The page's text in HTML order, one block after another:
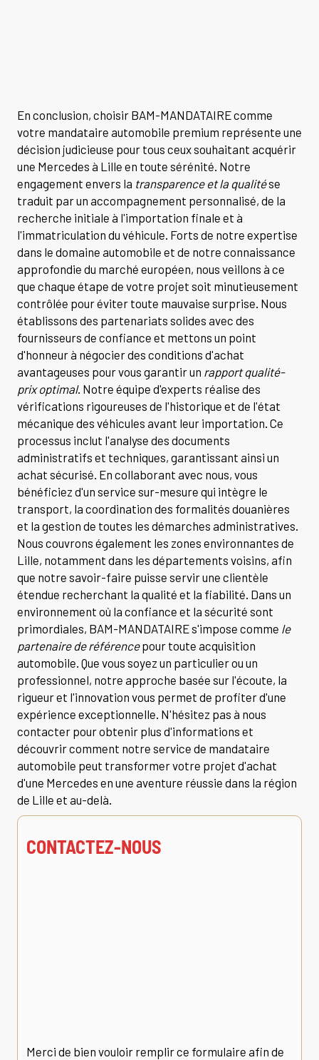
En conclusion, choisir BAM-MANDATAIRE comme
votre mandataire automobile premium représente une
décision judicieuse pour tous ceux souhaitant acquérir
une Mercedes à Lille en toute sérénité. Notre
engagement envers la transparence et la qualitése
traduit par un accompagnement personnalisé, de la
recherche initiale à l'importation finale et à
l'immatriculation du véhicule. Forts de notre expertise
dans le domaine automobile et de notre connaissance
approfondie du marché européen, nous veillons à ce
que chaque étape de votre projet soit minutieusement
contrôlée pour éviter toute mauvaise surprise. Nous
établissons des partenariats solides avec des
fournisseurs de confiance et mettons un point
d'honneur à négocier des conditions d'achat
avantageuses pour vous garantir un rapport qualité-
prix optimal. Notre équipe d'experts réalise des
vérifications rigoureuses de l'historique et de l'état
mécanique des véhicules avant leur importation. Ce
processus inclut l'analyse des documents
administratifs et techniques, garantissant ainsi un
achat sécurisé. En collaborant avec nous, vous
bénéficiez d'un service sur-mesure qui intègre le
transport, la coordination des formalités douanières
et la gestion de toutes les démarches administratives.
Nous couvrons également les zones environnantes de
Lille, notamment dans les départements voisins, afin
que notre savoir-faire puisse servir une clientèle
étendue recherchant la qualité et la fiabilité. Dans un
environnement où la confiance et la sécurité sont
primordiales, BAM-MANDATAIRE s'impose comme le
partenaire de référencepour toute acquisition
automobile. Que vous soyez un particulier ou un
professionnel, notre approche basée sur l'écoute, la
rigueur et l'innovation vous permet de profiter d'une
expérience exceptionnelle. N'hésitez pas à nous
contacter pour obtenir plus d'informations et
découvrir comment notre service de mandataire
automobile peut transformer votre projet d'achat
d'une Mercedes en une aventure réussie dans la région
de Lille et au-delà.
CONTACTEZ-NOUS
Merci de bien vouloir remplir ce formulaire afin de